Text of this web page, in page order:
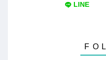
LINE